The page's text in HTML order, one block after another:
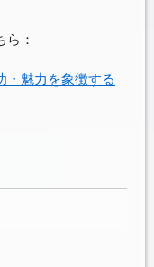
：
・魅力を象徴する